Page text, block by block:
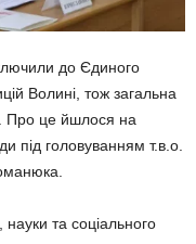
до Єдиного
Волині, тож загальна
Про це йшлося на
під головуванням т.в.о.
науки та соціального